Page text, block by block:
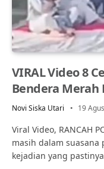
VIRAL Video 8
Bendera
Novi Siska Utari 19
Viral Video, RANCAH
masih dalam suasana
kejadian yang